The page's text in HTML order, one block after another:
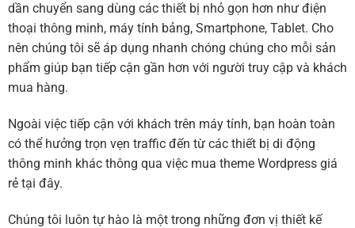
dần chuyển sang dùng các thiết bị nhỏ gọn hơn như điện
thoại thông minh, máy tính bảng, Smartphone, Tablet. Cho
nên chúng tôi sẽ áp dụng nhanh chóng chúng cho mỗi sản
phẩm giúp bạn tiếp cận gần hơn với người truy cập và khách
mua hàng.
Ngoài việc tiếp cận với khách trên máy tính, bạn hoàn toàn
có thể hưởng trọn vẹn traffic đến từ các thiết bị di động
thông minh khác thông qua việc mua theme Wordpress giá
rẻ tại đây.
Chúng tôi luôn tự hào là một trong những đơn vị thiết kế